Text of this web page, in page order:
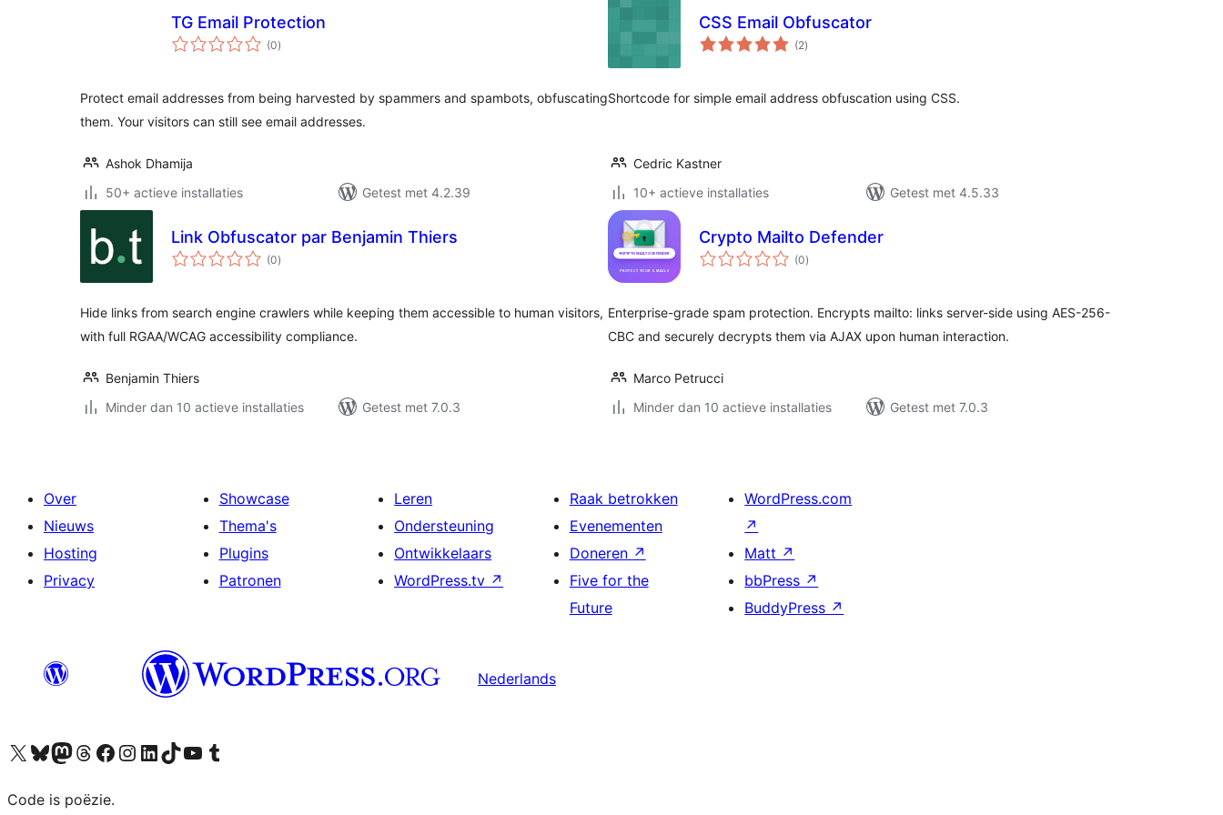
TG Email Protection
(0totaal
waarderingen
)
Protect email addresses from being harvested by spammers and spambots, obfuscating
them. Your visitors can still see email addresses.
Ashok Dhamija
50+ actieve installaties
Getest met 4.2.39
CSS Email Obfuscator
(2totaal
waarderingen
)
Shortcode for simple email address obfuscation using CSS.
Cedric Kastner
10+ actieve installaties
Getest met 4.5.33
Link Obfuscator par Benjamin Thiers
(0totaal
waarderingen
)
Hide links from search engine crawlers while keeping them accessible to human visitors,
with full RGAA/WCAG accessibility compliance.
Benjamin Thiers
Minder dan 10 actieve installaties
Getest met 7.0.3
Crypto Mailto Defender
(0totaal
waarderingen
)
Enterprise-grade spam protection. Encrypts mailto: links server-side using AES-256-
CBC and securely decrypts them via AJAX upon human interaction.
Marco Petrucci
Minder dan 10 actieve installaties
Getest met 7.0.3
Over
Nieuws
Hosting
Privacy
Showcase
Thema's
Plugins
Patronen
Leren
Ondersteuning
Ontwikkelaars
WordPress.tv ↗
Raak betrokken
Evenementen
Doneren ↗
Five for the
Future
WordPress.com
↗
Matt ↗
bbPress ↗
BuddyPress ↗
Nederlands
Bezoek ons X (voorheen Twitter) account
Bezoek ons Bluesky account
Bezoek ons Mastodon account
Bezoek ons Threads account
Onze Facebook pagina bezoeken
Bezoek ons Instagram account
Bezoek ons LinkedIn account
Bezoek ons TikTok account
Bezoek ons YouTube kanaalBezoek ons Tumblr account
Code is poëzie.